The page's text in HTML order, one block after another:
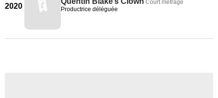
2020
Court métrage
Productrice déléguée